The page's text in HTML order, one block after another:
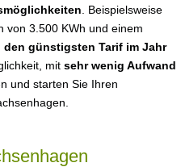
. Beispielsweise
von 3.500 KWh und einem
günstigsten Tarif im Jahr
mit sehr wenig Aufwand
und starten Sie Ihren